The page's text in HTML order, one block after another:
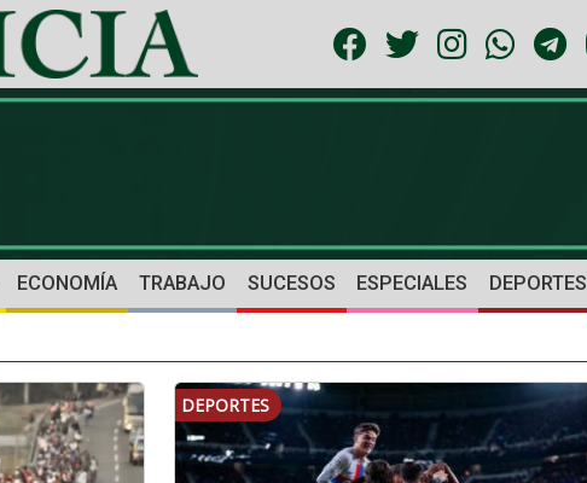
ECONOMÍA TRABAJO SUCESOS ESPECIALES DEPORTES
DEPORTES